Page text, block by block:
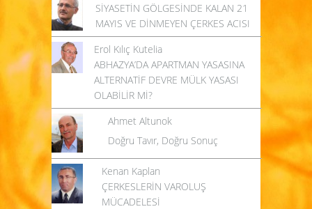
SİYASETİN GÖLGESİNDE KALAN 21
MAYIS VE DİNMEYEN ÇERKES ACISI
Erol Kılıç Kutelia
ABHAZYA’DA APARTMAN YASASINA
ALTERNATİF DEVRE MÜLK YASASI
OLABİLİR Mİ?
Ahmet Altunok
Doğru Tavır, Doğru Sonuç
Kenan Kaplan
ÇERKESLERİN VAROLUŞ
MÜCADELESİ